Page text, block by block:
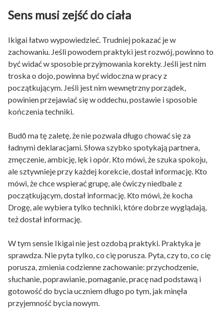
Sens musi zejść do ciała
Ikigai łatwo wypowiedzieć. Trudniej pokazać je w
zachowaniu. Jeśli powodem praktyki jest rozwój, powinno to
być widać w sposobie przyjmowania korekty. Jeśli jest nim
troska o dojo, powinna być widoczna w pracy z
początkującym. Jeśli jest nim wewnętrzny porządek,
powinien przejawiać się w oddechu, postawie i sposobie
kończenia techniki.
Budō ma tę zaletę, że nie pozwala długo chować się za
ładnymi deklaracjami. Słowa szybko spotykają partnera,
zmęczenie, ambicję, lęk i opór. Kto mówi, że szuka spokoju,
ale sztywnieje przy każdej korekcie, dostał informację. Kto
mówi, że chce wspierać grupę, ale ćwiczy niedbale z
początkującym, dostał informację. Kto mówi, że kocha
Drogę, ale wybiera tylko techniki, które dobrze wyglądają,
też dostał informację.
W tym sensie Ikigai nie jest ozdobą praktyki. Praktyka je
sprawdza. Nie pyta tylko, co cię porusza. Pyta, czy to, co cię
porusza, zmienia codzienne zachowanie: przychodzenie,
słuchanie, poprawianie, pomaganie, pracę nad podstawą i
gotowość do bycia uczniem długo po tym, jak minęła
przyjemność bycia nowym.